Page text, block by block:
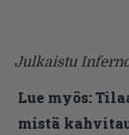
Julkaistu
Lue myös:
mistä